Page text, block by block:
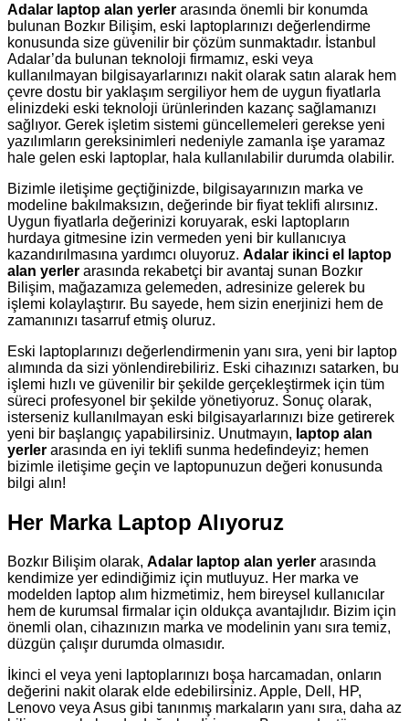
Adalar laptop alan yerler arasında önemli bir konumda
bulunan Bozkır Bilişim, eski laptoplarınızı değerlendirme
konusunda size güvenilir bir çözüm sunmaktadır. İstanbul
Adalar’da bulunan teknoloji firmamız, eski veya
kullanılmayan bilgisayarlarınızı nakit olarak satın alarak hem
çevre dostu bir yaklaşım sergiliyor hem de uygun fiyatlarla
elinizdeki eski teknoloji ürünlerinden kazanç sağlamanızı
sağlıyor. Gerek işletim sistemi güncellemeleri gerekse yeni
yazılımların gereksinimleri nedeniyle zamanla işe yaramaz
hale gelen eski laptoplar, hala kullanılabilir durumda olabilir.
Bizimle iletişime geçtiğinizde, bilgisayarınızın marka ve
modeline bakılmaksızın, değerinde bir fiyat teklifi alırsınız.
Uygun fiyatlarla değerinizi koruyarak, eski laptopların
hurdaya gitmesine izin vermeden yeni bir kullanıcıya
kazandırılmasına yardımcı oluyoruz. Adalar ikinci el laptop
alan yerler arasında rekabetçi bir avantaj sunan Bozkır
Bilişim, mağazamıza gelemeden, adresinize gelerek bu
işlemi kolaylaştırır. Bu sayede, hem sizin enerjinizi hem de
zamanınızı tasarruf etmiş oluruz.
Eski laptoplarınızı değerlendirmenin yanı sıra, yeni bir laptop
alımında da sizi yönlendirebiliriz. Eski cihazınızı satarken, bu
işlemi hızlı ve güvenilir bir şekilde gerçekleştirmek için tüm
süreci profesyonel bir şekilde yönetiyoruz. Sonuç olarak,
isterseniz kullanılmayan eski bilgisayarlarınızı bize getirerek
yeni bir başlangıç yapabilirsiniz. Unutmayın, laptop alan
yerler arasında en iyi teklifi sunma hedefindeyiz; hemen
bizimle iletişime geçin ve laptopunuzun değeri konusunda
bilgi alın!
Her Marka Laptop Alıyoruz
Bozkır Bilişim olarak, Adalar laptop alan yerler arasında
kendimize yer edindiğimiz için mutluyuz. Her marka ve
modelden laptop alım hizmetimiz, hem bireysel kullanıcılar
hem de kurumsal firmalar için oldukça avantajlıdır. Bizim için
önemli olan, cihazınızın marka ve modelinin yanı sıra temiz,
düzgün çalışır durumda olmasıdır.
İkinci el veya yeni laptoplarınızı boşa harcamadan, onların
değerini nakit olarak elde edebilirsiniz. Apple, Dell, HP,
Lenovo veya Asus gibi tanınmış markaların yanı sıra, daha az